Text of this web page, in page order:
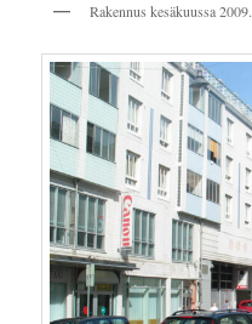
Rakennus kesäkuussa 2009.